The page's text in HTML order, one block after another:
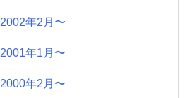
2002年2月〜
2001年1月〜
2000年2月〜